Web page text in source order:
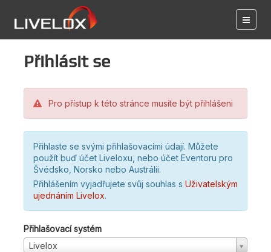
Přihlásit se
Pro přístup k této stránce musíte být přihlášeni
Přihlaste se svými přihlašovacími údají. Můžete
použít buď účet Liveloxu, nebo účet Eventoru pro
Švédsko, Norsko nebo Austrálii.
Přihlášením vyjadřujete svůj souhlas s Uživatelským
ujednáním Livelox.
Přihlašovací systém
Livelox